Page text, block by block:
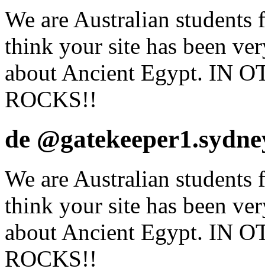
We are Australian
think your site has been
about Ancient Egypt. IN
ROCKS!!
de
We are Australian
think your site has been
about Ancient Egypt. IN
ROCKS!!